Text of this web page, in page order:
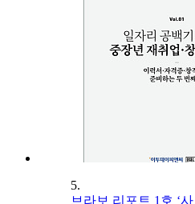
5.
브라보 리포트 1호 ‘